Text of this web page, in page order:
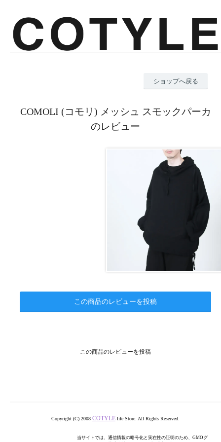
ショップへ戻る
COMOLI (コモリ) メッシュ スモックパーカ
のレビュー
この商品のレビューを投稿
この商品のレビューを投稿
Copyright (C) 2008 COTYLE life Store. All Rights Reserved.
当サイトでは、通信情報の暗号化と実在性の証明のため、GMOグ